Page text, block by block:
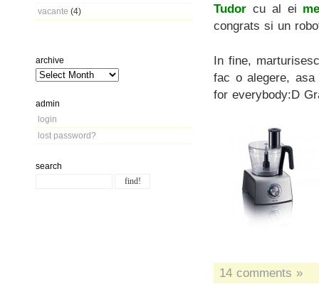
vacante (4)
archive
admin
login
lost password?
search
Tudor cu al ei
congrats si un
In fine,
fac o alegere,
for everybody:D
14 comments »